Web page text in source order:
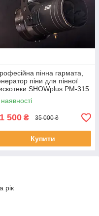
пінна гармата,
піни для пінної
SHOWplus PM-315
500 ₴ 35 000 ₴
Купити
рік